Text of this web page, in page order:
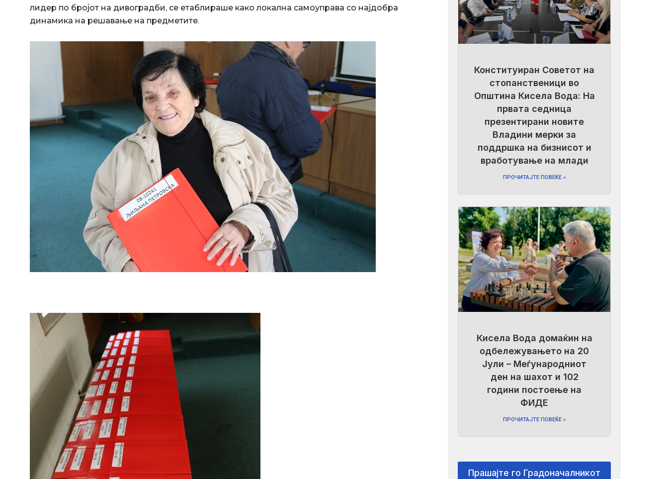
лидер по бројот на дивоградби, се етаблираше како локална самоуправа со најдобра
динамика на решавање на предметите.
Конституиран Советот на
стопанственици во
Општина Кисела Вода: На
првата седница
презентирани новите
Владини мерки за
поддршка на бизнисот и
вработување на млади
ПРОЧИТАЈТЕ ПОВЕЌЕ »
Кисела Вода домаќин на
одбележувањето на 20
Јули – Меѓународниот
ден на шахот и 102
години постоење на
ФИДЕ
ПРОЧИТАЈТЕ ПОВЕЌЕ »
Прашајте го Градоначалникот